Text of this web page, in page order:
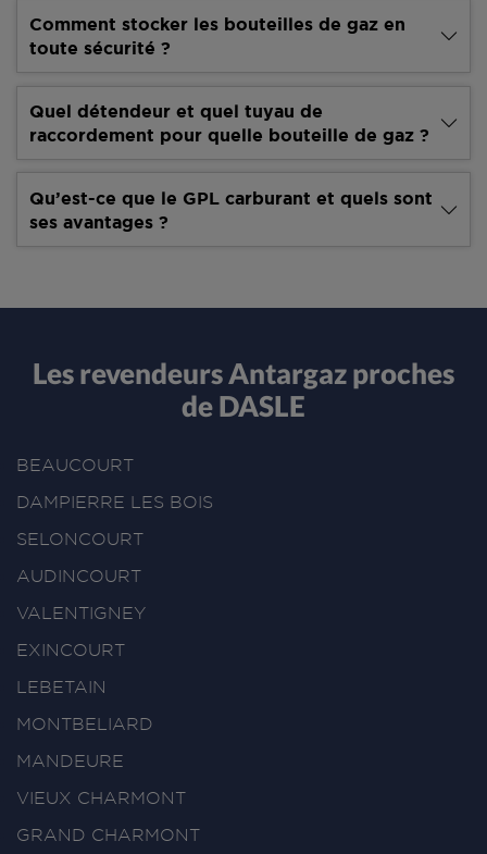
Comment stocker les bouteilles de gaz en
toute sécurité ?
Quel détendeur et quel tuyau de
raccordement pour quelle bouteille de gaz ?
Qu’est-ce que le GPL carburant et quels sont
ses avantages ?
Les revendeurs Antargaz proches
de DASLE
BEAUCOURT
DAMPIERRE LES BOIS
SELONCOURT
AUDINCOURT
VALENTIGNEY
EXINCOURT
LEBETAIN
MONTBELIARD
MANDEURE
VIEUX CHARMONT
GRAND CHARMONT